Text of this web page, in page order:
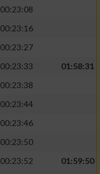
00:23:08
00:23:16
00:23:27
00:23:33
01:58:31
00:23:38
00:23:44
00:23:46
00:23:50
00:23:52
01:59:50